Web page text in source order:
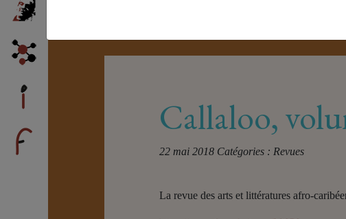
Callaloo,
22 mai 2018 Catégories : Revues
La revue des arts et littératures afro-